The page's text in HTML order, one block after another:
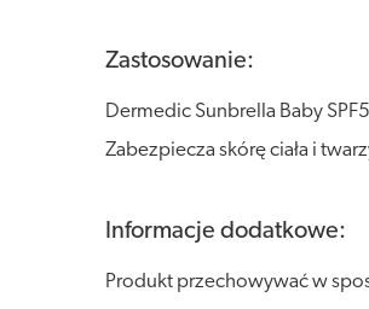
Zastosowanie:
Dermedic Sunbrella Baby
Zabezpiecza skórę ciała i
Informacje dodatkowe:
Produkt przechowywać w